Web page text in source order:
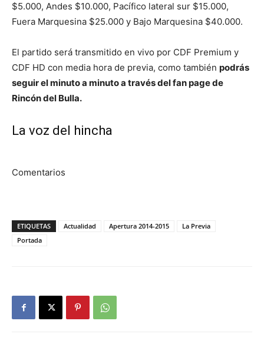
$5.000, Andes $10.000, Pacífico lateral sur $15.000,
Fuera Marquesina $25.000 y Bajo Marquesina $40.000.
El partido será transmitido en vivo por CDF Premium y
CDF HD con media hora de previa, como también podrás
seguir el minuto a minuto a través del fan page de
Rincón del Bulla.
La voz del hincha
Comentarios
ETIQUETAS Actualidad Apertura 2014-2015
La Previa
Portada